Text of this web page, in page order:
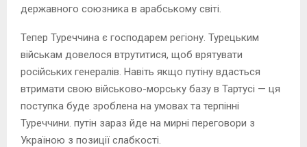
державного союзника в арабському світі.
Тепер Туреччина є господарем регіону. Турецьким
військам довелося втрутитися, щоб врятувати
російських генералів. Навіть якщо путіну вдасться
втримати свою військово-морську базу в Тартусі — ця
поступка буде зроблена на умовах та терпінні
Туреччини. путін зараз йде на мирні переговори з
Україною з позиції слабкості.